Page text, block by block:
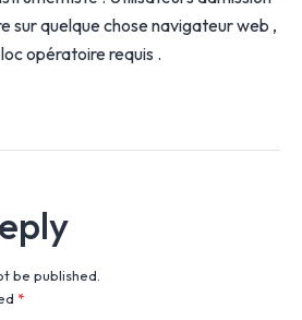
sur quelque chose navigateur web ,
opératoire requis .
be published.
*